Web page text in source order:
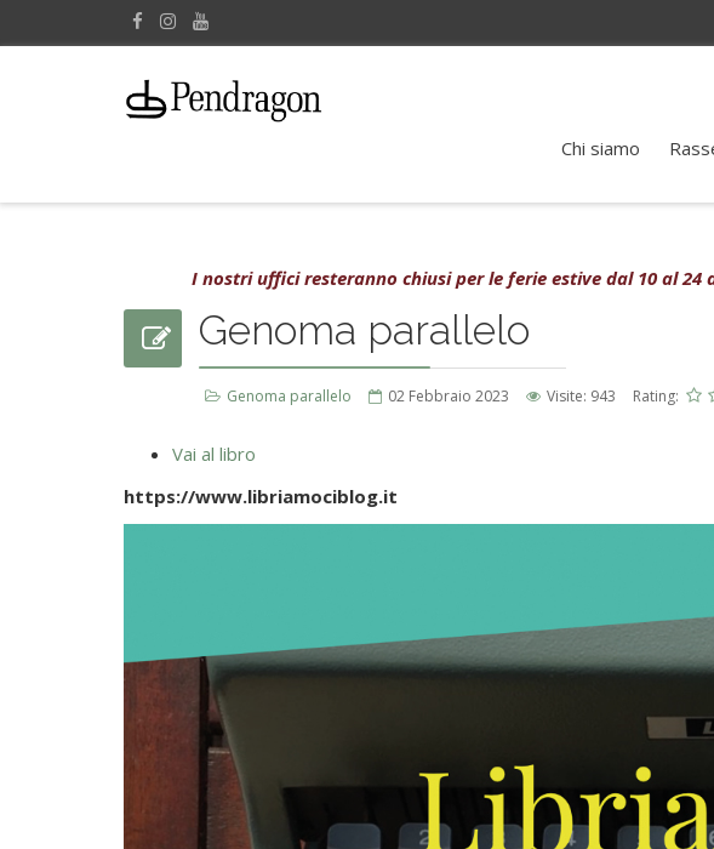
Chi siamo
I nostri uffici resteranno chiusi per le ferie estive dal 10 al
Genoma parallelo
Genoma parallelo 02 Febbraio 2023 Visite: 943 Rating:
Vai al libro
https://www.libriamociblog.it